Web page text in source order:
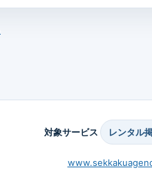
対象サービス レンタル